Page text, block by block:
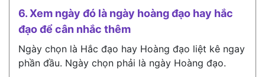
6. Xem ngày đó là ngày hoàng đạo hay hắc
đạo để cân nhắc thêm
Ngày chọn là Hắc đạo hay Hoàng đạo liệt kê ngay
phần đầu. Ngày chọn phải là ngày Hoàng đạo.